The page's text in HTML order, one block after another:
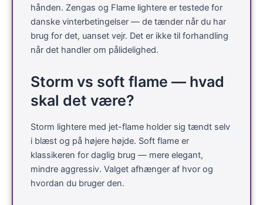
hånden. Zengas og Flame lightere er testede for
danske vinterbetingelser — de tænder når du har
brug for det, uanset vejr. Det er ikke til forhandling
når det handler om pålidelighed.
Storm vs soft flame — hvad
skal det være?
Storm lightere med jet-flame holder sig tændt selv
i blæst og på højere højde. Soft flame er
klassikeren for daglig brug — mere elegant,
mindre aggressiv. Valget afhænger af hvor og
hvordan du bruger den.